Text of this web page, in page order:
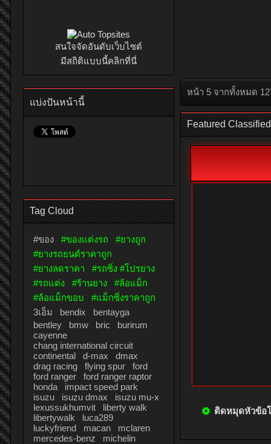
โดย บริษัท กรั
เหล่านี้เป็นเค
และเทคโนโ
สนใจจัดอันดับเว็บไซต์
มีสถิติแบบนี้คลิกที่นี่
แบ่งปันหน้านี้
Tag Cloud
#ของ #ของแต่งรถ
#ยางถูก
#ยางรถยนต์ราคาถูก
#ยางลดราคา
#รถซิ่ง #โปรยาง
#รถแต่ง
#ร้านยาง
#ล้อแม็ก
#ล้อแม็กขอบ
#แม็กซิ่งราคาถูก
3เอ็ม
bendix
bentayga
bentley
bmw bric
burirum
cayenne
chang international circuit
continental
d-max
dmax
drag racing
flying spur
ford
ford ranger
ford ranger raptor
honda
impact speed park
isuzu
isuzu dmax
isuzu mu-x
lexussukhumvit
liberty walk
libertywalk
luca289
luckyfriend
macan
mclaren
mercedes-benz
michelin